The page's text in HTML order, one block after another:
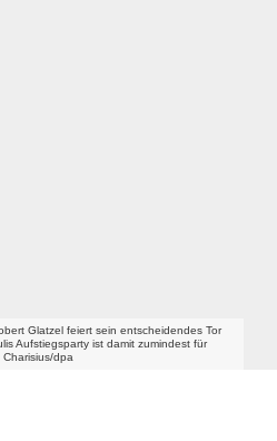
Glatzel feiert sein entscheidendes Tor
Aufstiegsparty ist damit zumindest für
dpa